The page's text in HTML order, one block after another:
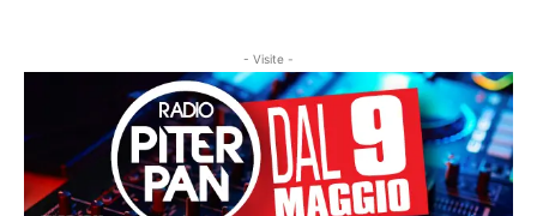
- Visite -